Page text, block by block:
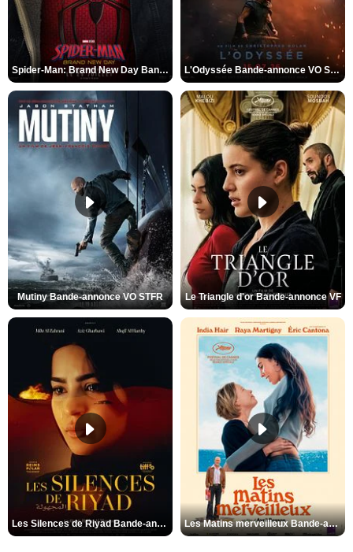
Spider-Man: Brand New Day Bande-annonce VO STFR L'Odyssée Bande-annonce VO STFR
Mutiny Bande-annonce VO STFR Le Triangle d'or Bande-annonce VF
Les Silences de Riyad Bande-annonce VO STFR Les Matins merveilleux Bande-annonce VF